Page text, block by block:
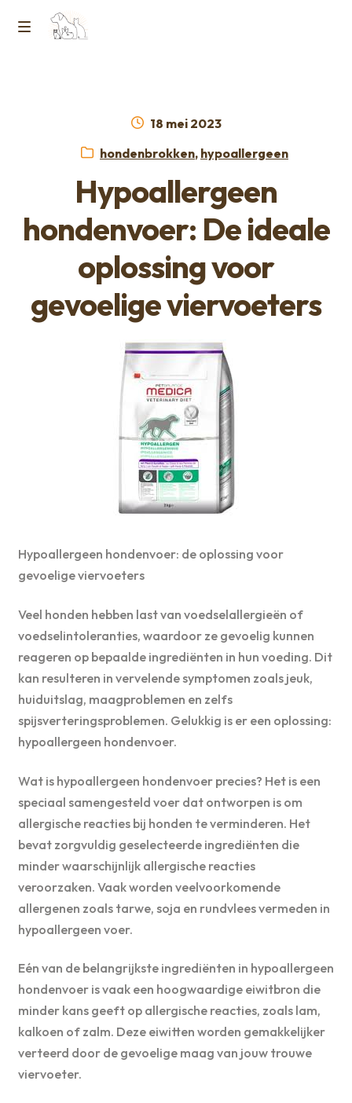
Ga
Ga
Horcon Webshop – GDPR / Voorwaarden /
Geplaatst
18 mei 2023
Categorieën:
hondenbrokken, hypoallergeen
Hypoallergeen
hondenvoer: De ideale
oplossing voor
gevoelige viervoeters
Hypoallergeen hondenvoer: de oplossing voor
gevoelige viervoeters
Veel honden hebben last van voedselallergieën of
voedselintoleranties, waardoor ze gevoelig kunnen
reageren op bepaalde ingrediënten in hun voeding. Dit
kan resulteren in vervelende symptomen zoals jeuk,
huiduitslag, maagproblemen en zelfs
spijsverteringsproblemen. Gelukkig is er een oplossing:
hypoallergeen hondenvoer.
Wat is hypoallergeen hondenvoer precies? Het is een
speciaal samengesteld voer dat ontworpen is om
allergische reacties bij honden te verminderen. Het
bevat zorgvuldig geselecteerde ingrediënten die
minder waarschijnlijk allergische reacties
veroorzaken. Vaak worden veelvoorkomende
allergenen zoals tarwe, soja en rundvlees vermeden in
hypoallergeen voer.
Eén van de belangrijkste ingrediënten in hypoallergeen
hondenvoer is vaak een hoogwaardige eiwitbron die
minder kans geeft op allergische reacties, zoals lam,
kalkoen of zalm. Deze eiwitten worden gemakkelijker
verteerd door de gevoelige maag van jouw trouwe
viervoeter.